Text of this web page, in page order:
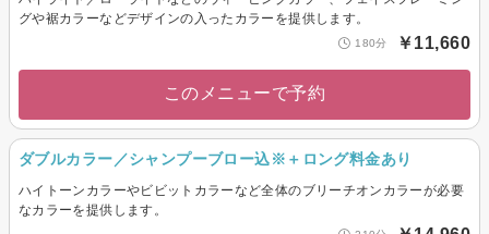
グや裾カラーなどデザインの入ったカラーを提供します。
180分 ￥11,660
このメニューで予約
ダブルカラー／シャンプーブロー込※＋ロング料金あり
ハイトーンカラーやビビットカラーなど全体のブリーチオンカラーが必要
なカラーを提供します。